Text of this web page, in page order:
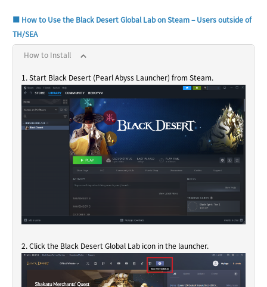
■ How to Use the Black Desert Global Lab on Steam – Users outside of
TH/SEA
How to Install
1. Start Black Desert (Pearl Abyss Launcher) from Steam.
2. Click the Black Desert Global Lab icon in the launcher.